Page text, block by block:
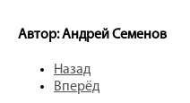
Автор: Андрей Семенов
Назад
Вперёд